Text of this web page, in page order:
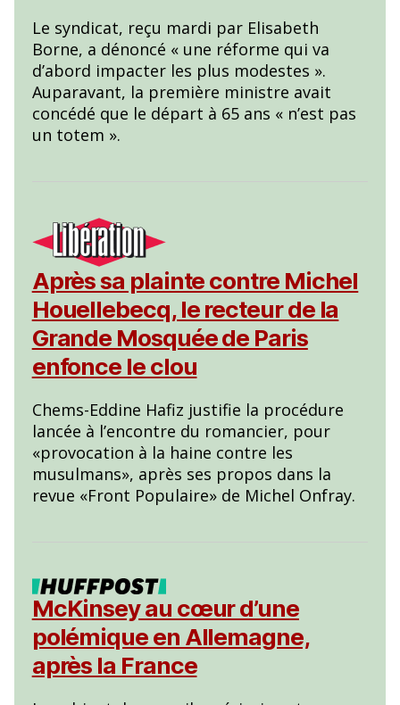
Le syndicat, reçu mardi par Elisabeth
Borne, a dénoncé « une réforme qui va
d’abord impacter les plus modestes ».
Auparavant, la première ministre avait
concédé que le départ à 65 ans « n’est pas
un totem ».
Après sa plainte contre Michel
Houellebecq, le recteur de la
Grande Mosquée de Paris
enfonce le clou
Chems-Eddine Hafiz justifie la procédure
lancée à l’encontre du romancier, pour
«provocation à la haine contre les
musulmans», après ses propos dans la
revue «Front Populaire» de Michel Onfray.
McKinsey au cœur d’une
polémique en Allemagne,
après la France